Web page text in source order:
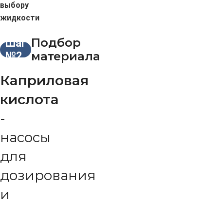
выбору
жидкости
Шаг
№2
Подбор
материала
Каприловая
кислота
-
насосы
для
дозирования
и